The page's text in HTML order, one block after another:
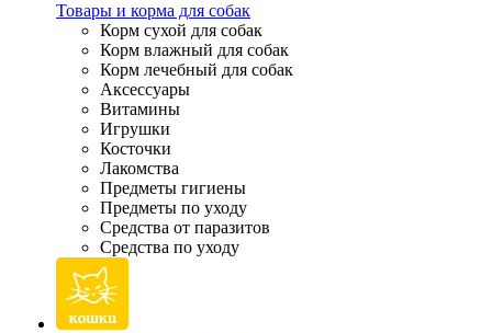
Товары и корма для собак
Корм сухой для собак
Корм влажный для собак
Корм лечебный для собак
Аксессуары
Витамины
Игрушки
Косточки
Лакомства
Предметы гигиены
Предметы по уходу
Средства от паразитов
Средства по уходу